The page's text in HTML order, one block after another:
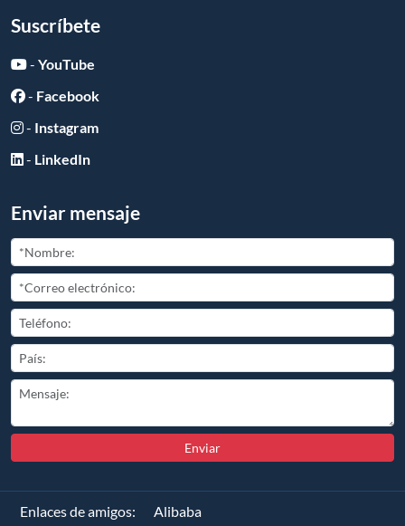
Suscríbete
- YouTube
- Facebook
- Instagram
- LinkedIn
Enviar mensaje
Enviar
Enlaces de amigos: Alibaba